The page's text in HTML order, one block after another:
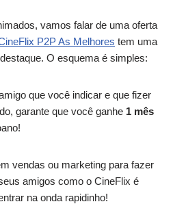
vamos falar de uma oferta
P2P As Melhores tem uma
O esquema é simples:
que você indicar e que fizer
garante que você ganhe 1 mês
vendas ou marketing para fazer
amigos como o CineFlix é
na onda rapidinho!